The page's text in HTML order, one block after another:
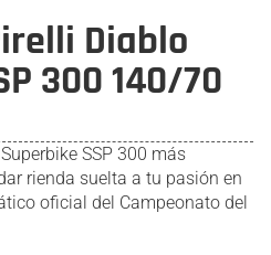
Diablo
300 140/70
SSP 300 más
rienda suelta a tu pasión en
oficial del Campeonato del